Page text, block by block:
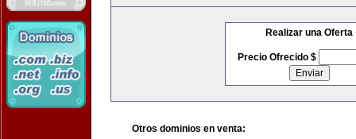
Realizar una Oferta
Precio Ofrecido $
Otros dominios en venta: